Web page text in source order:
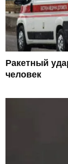
Ракетный
человек